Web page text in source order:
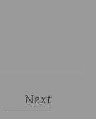
Next